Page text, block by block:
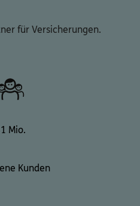
für Versicherungen.
Mio.
Kunden